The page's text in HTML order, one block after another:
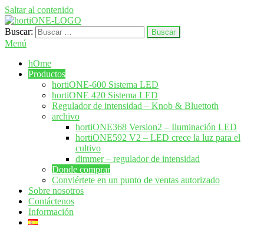
Saltar al contenido
hortione.com
LED crecer sistema de iluminación
Buscar:
Menú
hOme
Productos
hortiONE-600 Sistema LED
hortiONE 420 Sistema LED
Regulador de intensidad – Knob & Bluettoth
archivo
hortiONE368 Version2 – Iluminación LED
hortiONE592 V2 – LED crece la luz para el
cultivo
dimmer – regulador de intensidad
Donde comprar
Conviértete en un punto de ventas autorizado
Sobre nosotros
Contáctenos
Información